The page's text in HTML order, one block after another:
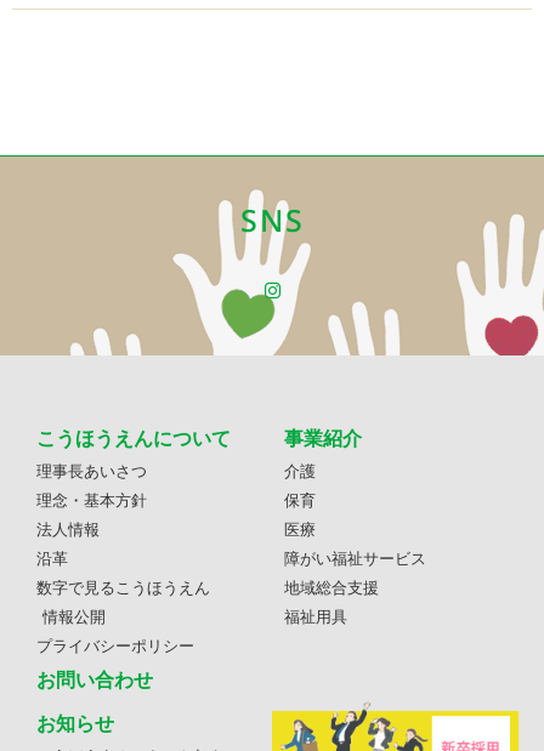
SNS
こうほうえんについて
理事長あいさつ
理念・基本方針
法人情報
沿革
数字で見るこうほうえん
情報公開
プライバシーポリシー
お問い合わせ
事業紹介
介護
保育
医療
障がい福祉サービス
地域総合支援
福祉用具
お知らせ